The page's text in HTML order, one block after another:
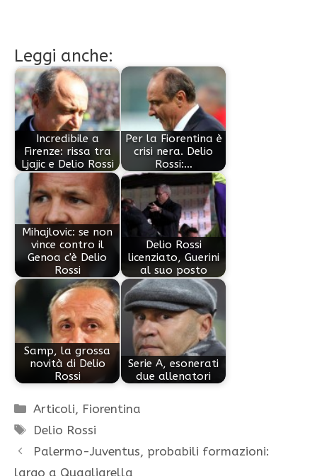
Leggi anche:
Incredibile a
Firenze: rissa tra
Ljajic e Delio Rossi
Per la Fiorentina è
crisi nera. Delio
Rossi:…
Mihajlovic: se non
vince contro il
Genoa c'è Delio
Rossi
Delio Rossi
licenziato, Guerini
al suo posto
Samp, la grossa
novità di Delio
Rossi
Serie A, esonerati
due allenatori
Categorie
Articoli, Fiorentina
Tag
Delio Rossi
Palermo-Juventus, probabili formazioni:
largo a Quagliarella